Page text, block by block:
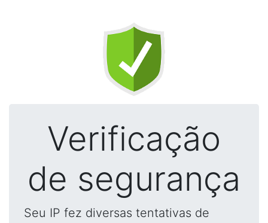
Verificação
de segurança
Seu IP fez diversas tentativas de